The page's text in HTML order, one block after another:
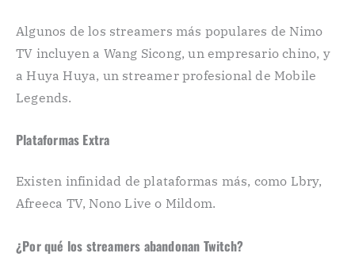
Algunos de los streamers más populares de Nimo
TV incluyen a Wang Sicong, un empresario chino, y
a Huya Huya, un streamer profesional de Mobile
Legends.
Plataformas Extra
Existen infinidad de plataformas más, como Lbry,
Afreeca TV, Nono Live o Mildom.
¿Por qué los streamers abandonan Twitch?